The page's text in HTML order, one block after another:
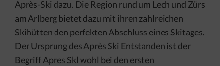
Après-Ski dazu. Die Region rund um Lech und Zürs
am Arlberg bietet dazu mit ihren zahlreichen
Skihütten den perfekten Abschluss eines Skitages.
Der Ursprung des Après Ski Entstanden ist der
Begriff Apres Skl wohl bei den ersten